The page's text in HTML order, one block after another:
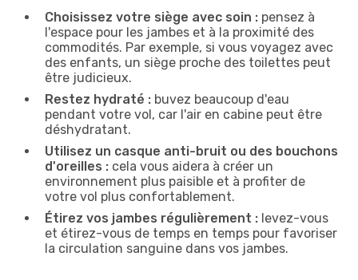
Choisissez votre siège avec soin : pensez à
l'espace pour les jambes et à la proximité des
commodités. Par exemple, si vous voyagez avec
des enfants, un siège proche des toilettes peut
être judicieux.
Restez hydraté : buvez beaucoup d'eau
pendant votre vol, car l'air en cabine peut être
déshydratant.
Utilisez un casque anti-bruit ou des bouchons
d'oreilles : cela vous aidera à créer un
environnement plus paisible et à profiter de
votre vol plus confortablement.
Étirez vos jambes régulièrement : levez-vous
et étirez-vous de temps en temps pour favoriser
la circulation sanguine dans vos jambes.